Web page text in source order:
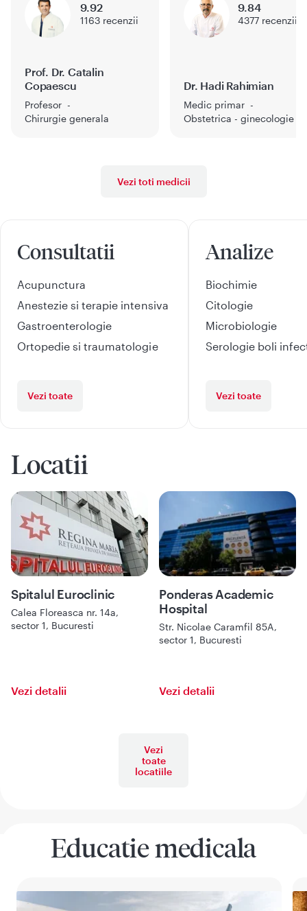
Prof. Dr. Catalin
Copaescu
Profesor
Chirurgie generala
9.92
1163 recenzii
Dr. Hadi Rahimian
Medic primar
Obstetrica - ginecologie
9.84
4377 recenzii
Vezi toti medicii
Consultatii
Acupunctura
Anestezie si terapie intensiva
Gastroenterologie
Ortopedie si traumatologie
Vezi toate
Analize
Biochimie
Citologie
Microbiologie
Serologie boli
Vezi toate
Locatii
Spitalul Euroclinic
Calea Floreasca nr. 14a,
sector 1, Bucuresti
Vezi detalii
Ponderas Academic
Hospital
Str. Nicolae Caramfil 85A,
sector 1, Bucuresti
Vezi detalii
Vezi
toate
locatiile
Educatie medicala